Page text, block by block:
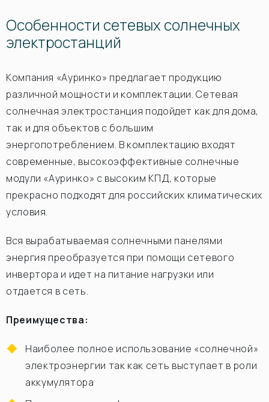
Особенности сетевых солнечных
электростанций
Компания «Ауринко» предлагает продукцию
различной мощности и комплектации. Сетевая
солнечная электростанция подойдет как для дома,
так и для объектов с большим
энергопотреблением. В комплектацию входят
современные, высокоэффективные солнечные
модули «Ауринко» с высоким КПД, которые
прекрасно подходят для российских климатических
условия.
Вся вырабатываемая солнечными панелями
энергия преобразуется при помощи сетевого
инвертора и идет на питание нагрузки или
отдается в сеть.
Преимущества:
Наиболее полное использование «солнечной»
электроэнергии так как сеть выступает в роли
аккумулятора